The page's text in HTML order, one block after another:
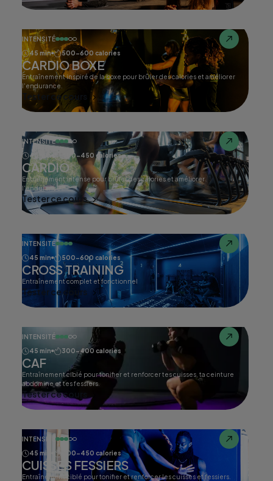
INTENSITÉ
45 min
500-600 calories
CARDIO BOXE
Entraînement inspiré de la boxe pour brûler des calories et améliorer
l'endurance.
Tester ce cours
INTENSITÉ
45 min
400-450 calories
CARDIO
Entraînement intense pour brûler des calories et améliorer
l'endurance.
Tester ce cours
INTENSITÉ
45 min
500-600 calories
CROSS TRAINING
Entraînement complet et fonctionnel
Tester ce cours
INTENSITÉ
45 min
300-400 calories
CAF
Entraînement ciblé pour tonifier et renforcer tes cuisses, ta ceinture
abdomine et tes fessiers.
Tester ce cours
INTENSITÉ
45 min
400-450 calories
CUISSES FESSIERS
Entraînement ciblé pour tonifier et renforcer les cuisses et fessiers.